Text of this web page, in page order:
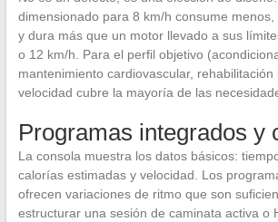
dimensionado para 8 km/h consume
y dura más que un motor llevado a sus
o 12 km/h. Para el perfil objetivo
mantenimiento cardiovascular, rehabilitación
velocidad cubre la mayoría de las
Programas integrados y
La consola muestra los datos básicos:
calorías estimadas y velocidad. Los
ofrecen variaciones de ritmo que son
estructurar una sesión de caminata activa o